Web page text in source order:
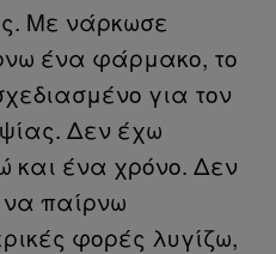
Με νάρκωσε
ένα φάρμακο, το
για τον
Δεν έχω
και ένα χρόνο. Δεν
να παίρνω
φορές λυγίζω,